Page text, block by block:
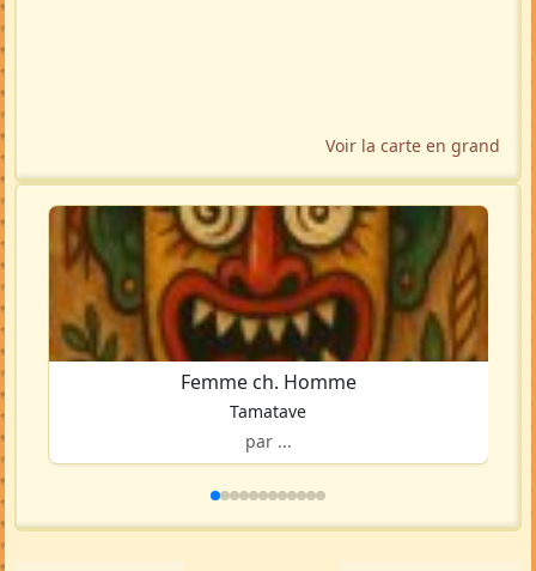
Voir la carte en grand
Femme ch. Homme
Tamatave
par ...